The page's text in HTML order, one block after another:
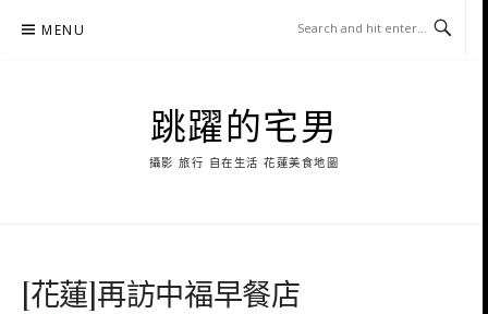
MENU
跳躍的宅男
攝影 旅行 自在生活 花蓮美食地圖
[花蓮]再訪中福早餐店